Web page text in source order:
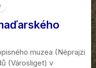
muzea (Néprajzi
(Városliget) v